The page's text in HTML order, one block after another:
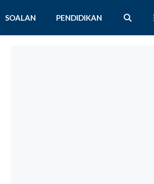
SOALAN PENDIDIKAN